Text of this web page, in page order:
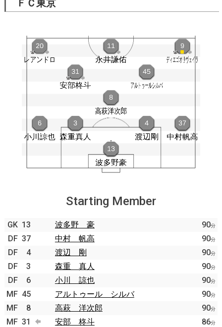
ＦＣ東京
Starting Member
GK 13 波多野 豪 90分
DF 37 中村 帆高 90分
DF 4 渡辺 剛 90分
DF 3 森重 真人 90分
DF 6 小川 諒也 90分
MF 45 アルトゥール シルバ 90分
MF 8 高萩 洋次郎 90分
MF 31 安部 柊斗 86分